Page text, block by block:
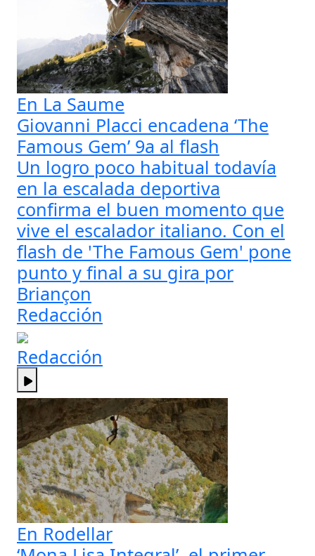
En La Saume
Giovanni Placci encadena ‘The
Famous Gem’ 9a al flash
Un logro poco habitual todavía
en la escalada deportiva
confirma el buen momento que
vive el escalador italiano. Con el
flash de 'The Famous Gem' pone
punto y final a su gira por
Briançon
Redacción
Redacción
En Rodellar